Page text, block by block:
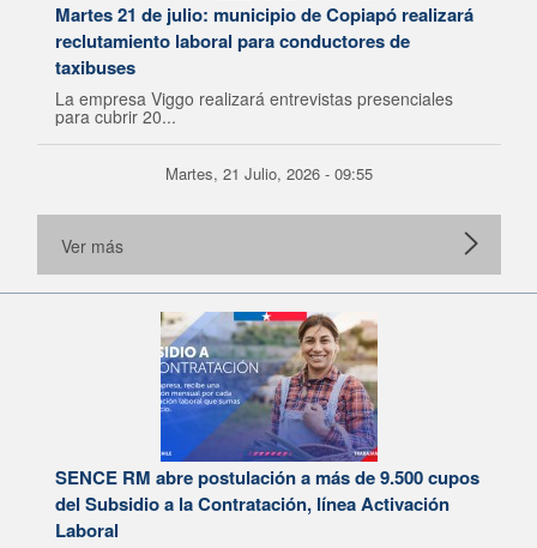
Martes 21 de julio: municipio de Copiapó realizará
reclutamiento laboral para conductores de
taxibuses
La empresa Viggo realizará entrevistas presenciales
para cubrir 20...
Martes, 21 Julio, 2026 - 09:55
Ver más
SENCE RM abre postulación a más de 9.500 cupos
del Subsidio a la Contratación, línea Activación
Laboral